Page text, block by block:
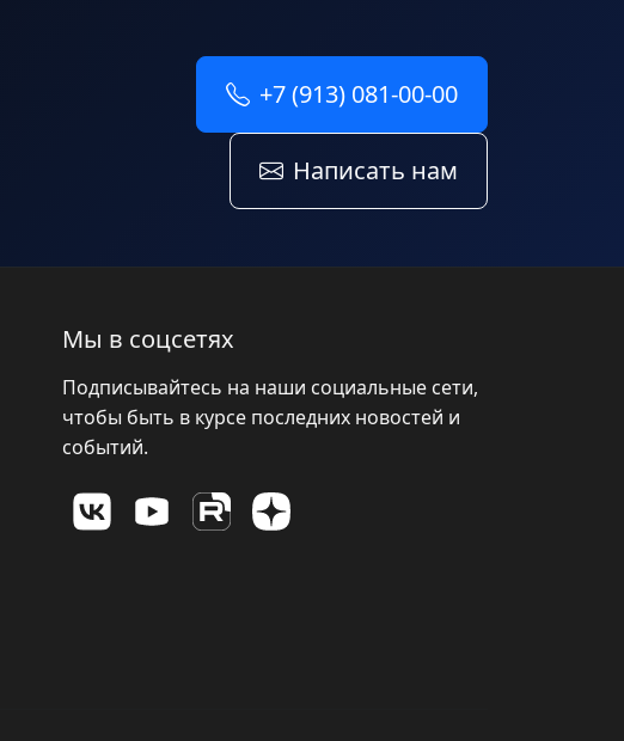
+7 (913) 081-00-00
Написать нам
Мы в соцсетях
Подписывайтесь на наши социальные сети,
чтобы быть в курсе последних новостей и
событий.